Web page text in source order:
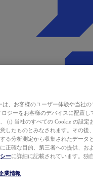
は、お客様のユーザー体験や当社
ジーをお客様のデバイスに配置し
(i) 当社のすべての Cookie の設
したものとみなされます。その後
る分析測定から収集されたデータ
正確な目的、第三者への提供、お
ーに詳細に記載されています。独
業情報